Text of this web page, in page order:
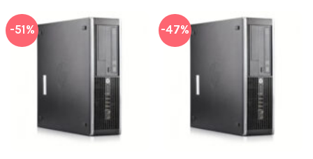
-51% -47%